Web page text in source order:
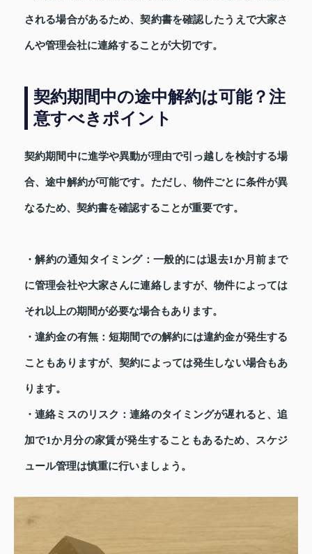
される場合があるため、契約書を確認したうえで大家さ
んや管理会社に連絡することが大切です。
契約期間中の途中解約は可能？注
意すべきポイント
契約期間中に進学や異動が理由で引っ越しを検討する場
合、途中解約が可能です。ただし、物件ごとに条件が異
なるため、契約書を確認することが重要です。
・解約の通知タイミング：一般的には退去1か月前まで
に管理会社や大家さんに連絡しますが、物件によっては
それ以上の期間が必要な場合もあります。
・違約金の有無：短期間での解約には違約金が発生する
こともありますが、契約によっては発生しない場合もあ
ります。
・連絡ミスのリスク ：連絡のタイミングが遅れると、追
加で1か月分の家賃が発生することもあるため、スケジ
ュール管理は慎重に行いましょう。